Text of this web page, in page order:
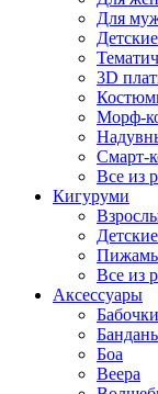
Для
3D
Морф-
Смарт-
Все из
Кигуруми
Все из
Аксессуары
Боа
Веера